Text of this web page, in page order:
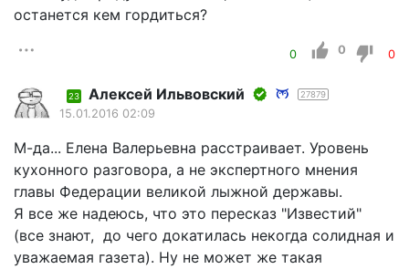
останется кем гордиться?
0 0 0
23 Алексей Ильвовский 27879
15.01.2016 02:09
М-да... Елена Валерьевна расстраивает. Уровень
кухонного разговора, а не экспертного мнения
главы Федерации великой лыжной державы.
Я все же надеюсь, что это пересказ "Известий"
(все знают, до чего докатилась некогда солидная и
уважаемая газета). Ну не может же такая